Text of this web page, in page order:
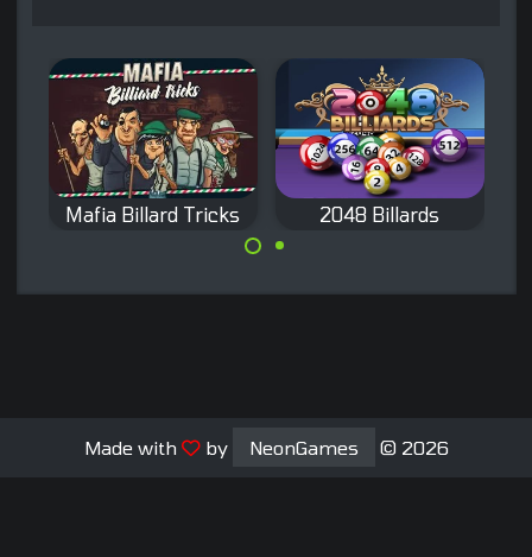
Mafia Billard Tricks
Meistere alle
2048 Billards
Made with by NeonGames © 2026